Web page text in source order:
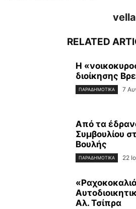
RELATED
Η
διοίκησης
ΠΑΡΑΔΗΜΟΤΙΚΆ 7
Από τα
Συμβουλίου
Βουλής
ΠΑΡΑΔΗΜΟΤΙΚΆ 22
Αλ. Τσίπρα